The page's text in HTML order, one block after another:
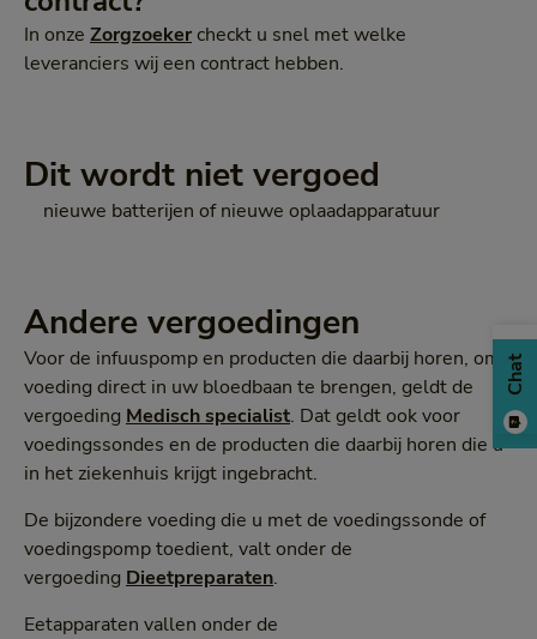
In onze Zorgzoekercheckt u snel met welke
leveranciers wij een contract hebben.
Dit wordt niet vergoed
nieuwe batterijen of nieuwe oplaadapparatuur
Andere vergoedingen
Voor de infuuspomp en producten die daarbij horen, om
voeding direct in uw bloedbaan te brengen, geldt de
vergoeding Medisch specialist. Dat geldt ook voor
voedingssondes en de producten die daarbij horen die u
in het ziekenhuis krijgt ingebracht.
De bijzondere voeding die u met de voedingssonde of
voedingspomp toedient, valt onder de
vergoeding Dieetpreparaten.
Eetapparaten vallen onder de
Chat